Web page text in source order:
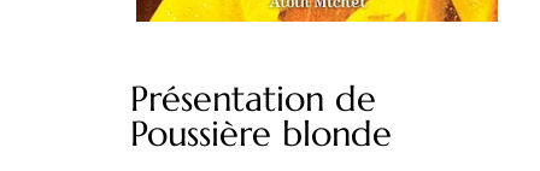
Présentation de
Poussière blonde